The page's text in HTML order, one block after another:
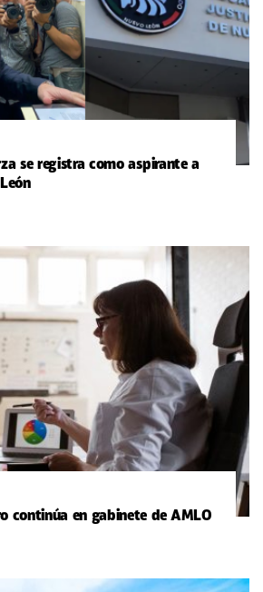
se registra como aspirante a
continúa en gabinete de AMLO